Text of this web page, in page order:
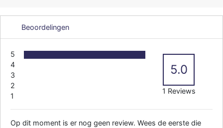
Beoordelingen
5
4
3
2
1
5.0
1 Reviews
Op dit moment is er nog geen review. Wees de eerste die